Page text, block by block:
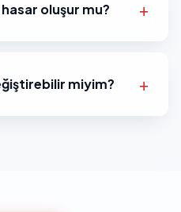
oluşur mu?
miyim?